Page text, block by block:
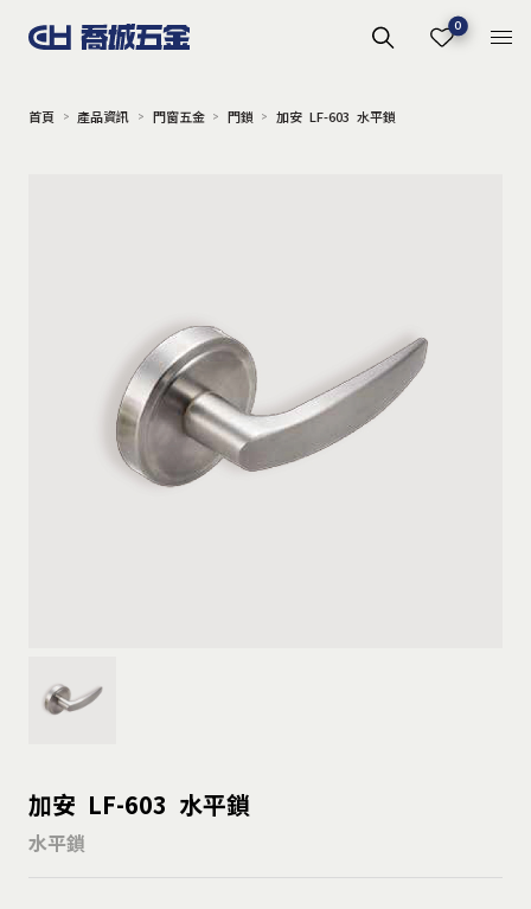
0
首頁 產品資訊 門窗五金 門鎖 加安 LF-603 水平鎖
加安 LF-603 水平鎖
水平鎖